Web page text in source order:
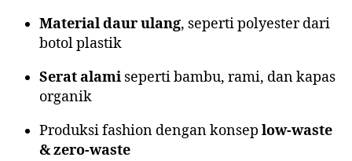
Material daur ulang, seperti polyester dari
botol plastik
Serat alami seperti bambu, rami, dan kapas
organik
Produksi fashion dengan konsep low-waste
& zero-waste